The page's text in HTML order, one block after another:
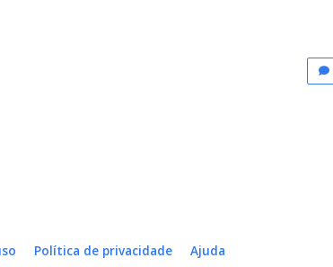
Política de privacidade Ajuda